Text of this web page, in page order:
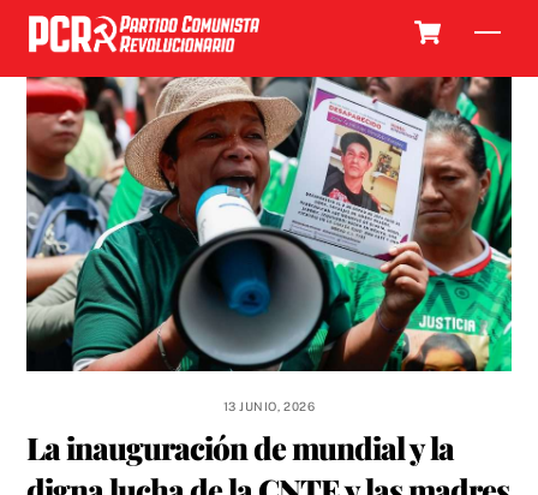
Skip
content
13 JUNIO, 2026
La inauguración de mundial y la